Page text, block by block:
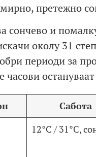
претежно
сончево и
околу 31
периоди за
часови
Сабота
12°C / 31°C,